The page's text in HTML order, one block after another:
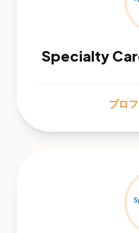
Specialty
プロ